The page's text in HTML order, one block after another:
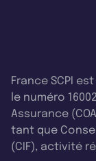
France SCPI
le numéro
Assurance
tant que
(CIF), activité